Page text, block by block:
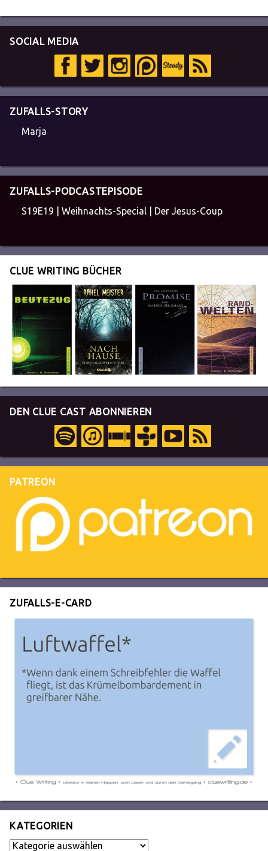
SOCIAL MEDIA
ZUFALLS-STORY
Marja
ZUFALLS-PODCASTEPISODE
S19E19 | Weihnachts-Special | Der Jesus-Coup
CLUE WRITING BÜCHER
DEN CLUE CAST ABONNIEREN
PATREON
ZUFALLS-E-CARD
KATEGORIEN
Kategorien